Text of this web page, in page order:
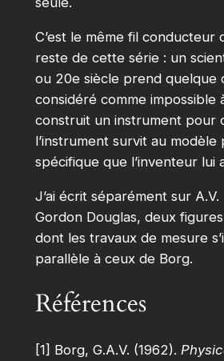
C’est le même fil conducteur
reste de cette série : un
ou 20e siècle prend quelque
considéré comme impossible
construit un instrument pour
l’instrument survit au modèle
spécifique que l’inventeur lui
J’ai écrit séparément sur
Gordon Douglas, deux
dont les travaux de mesure
parallèle à ceux de Borg.
Références
[1] Borg, G.A.V. (1962).